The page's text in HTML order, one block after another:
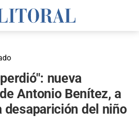
nueva
Antonio Benítez, a
desaparición del niño